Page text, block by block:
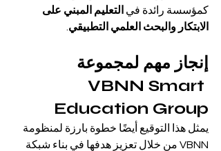
كمؤسسة رائدة في التعليم المبني على
الابتكار والبحث العلمي التطبيقي
إنجاز مهم لمجموعة
VBNN Smart
Education Group
يمثل هذا التوقيع أيضًا خطوة بارزة لمنظومة
VBNN من خلال تعزيز هدفها في بناء شبكة